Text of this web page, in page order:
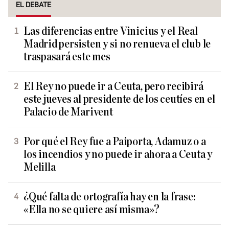
EL DEBATE
Las diferencias entre Vinicius y el Real
Madrid persisten y si no renueva el club le
traspasará este mes
El Rey no puede ir a Ceuta, pero recibirá
este jueves al presidente de los ceutíes en el
Palacio de Marivent
Por qué el Rey fue a Paiporta, Adamuz o a
los incendios y no puede ir ahora a Ceuta y
Melilla
¿Qué falta de ortografía hay en la frase:
«Ella no se quiere así misma»?